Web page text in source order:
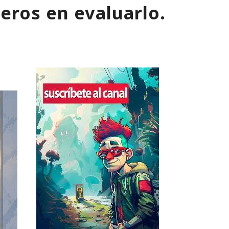
en evaluarlo.